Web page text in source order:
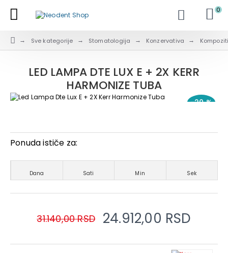
0
Sve kategorije Stomatologija Konzervativa
LED LAMPA DTE LUX E + 2X KERR
HARMONIZE TUBA
-20 %
Ponuda ističe za:
Dana Sati Min Sek
24.912,00 RSD
31.140,00 RSD